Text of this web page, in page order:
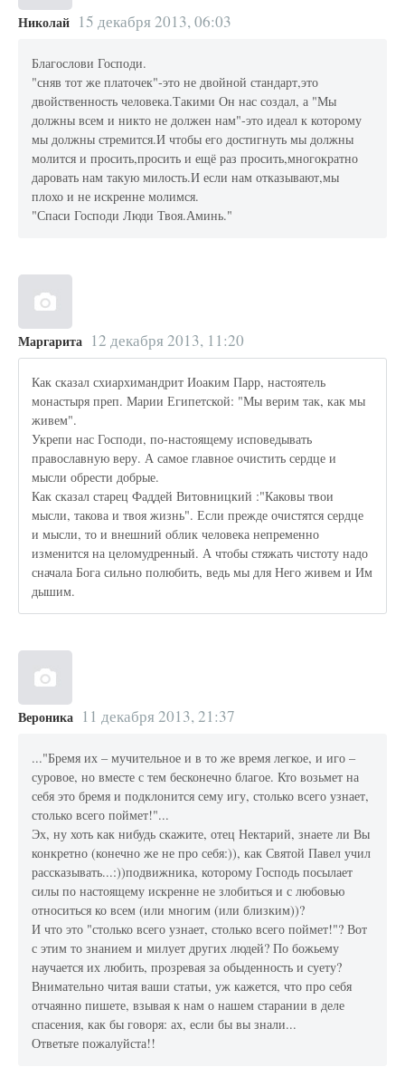
Николай 15 декабря 2013, 06:03
Благослови Господи.
"сняв тот же платочек"-это не двойной стандарт,это
двойственность человека.Такими Он нас создал, а "Мы
должны всем и никто не должен нам"-это идеал к которому
мы должны стремится.И чтобы его достигнуть мы должны
молится и просить,просить и ещё раз просить,многократно
даровать нам такую милость.И если нам отказывают,мы
плохо и не искренне молимся.
"Спаси Господи Люди Твоя.Аминь."
Маргарита 12 декабря 2013, 11:20
Как сказал схиархимандрит Иоаким Парр, настоятель
монастыря преп. Марии Египетской: "Мы верим так, как мы
живем".
Укрепи нас Господи, по-настоящему исповедывать
православную веру. А самое главное очистить сердце и
мысли обрести добрые.
Как сказал старец Фаддей Витовницкий :"Каковы твои
мысли, такова и твоя жизнь". Если прежде очистятся сердце
и мысли, то и внешний облик человека непременно
изменится на целомудренный. А чтобы стяжать чистоту надо
сначала Бога сильно полюбить, ведь мы для Него живем и Им
дышим.
Вероника 11 декабря 2013, 21:37
..."Бремя их – мучительное и в то же время легкое, и иго –
суровое, но вместе с тем бесконечно благое. Кто возьмет на
себя это бремя и подклонится сему игу, столько всего узнает,
столько всего поймет!"...
Эх, ну хоть как нибудь скажите, отец Нектарий, знаете ли Вы
конкретно (конечно же не про себя:)), как Святой Павел учил
рассказывать...:))подвижника, которому Господь посылает
силы по настоящему искренне не злобиться и с любовью
относиться ко всем (или многим (или близким))?
И что это "столько всего узнает, столько всего поймет!"? Вот
с этим то знанием и милует других людей? По божьему
научается их любить, прозревая за обыденность и суету?
Внимательно читая ваши статьи, уж кажется, что про себя
отчаянно пишете, взывая к нам о нашем старании в деле
спасения, как бы говоря: ах, если бы вы знали...
Ответьте пожалуйста!!